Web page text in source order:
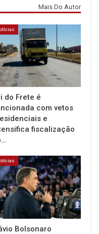
Mais Do Autor
do Frete é
com vetos
e
fiscalização
Bolsonaro